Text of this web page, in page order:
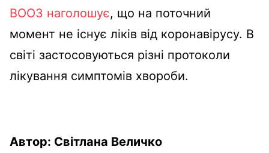
ВООЗ наголошує, що на поточний
момент не існує ліків від коронавірусу. В
світі застосовуються різні протоколи
лікування симптомів хвороби.
Автор: Світлана Величко